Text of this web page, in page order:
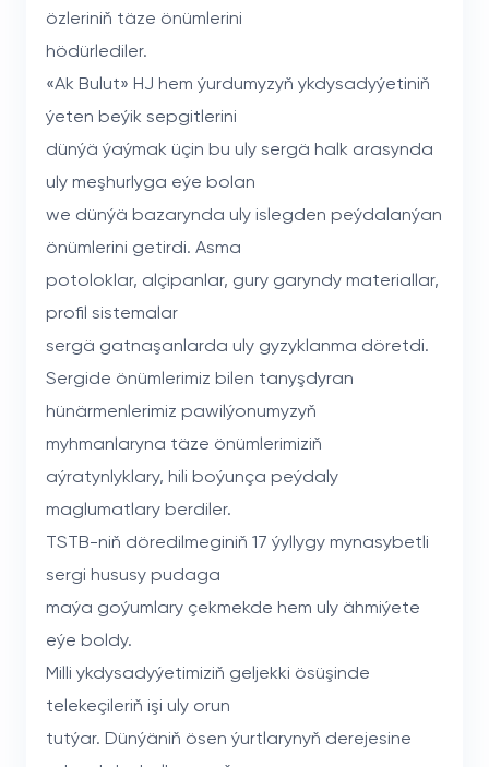
özleriniň täze önümlerini
hödürlediler.
«Ak Bulut» HJ hem ýurdumyzyň ykdysadyýetiniň
ýeten beýik sepgitlerini
dünýä ýaýmak üçin bu uly sergä halk arasynda
uly meşhurlyga eýe bolan
we dünýä bazarynda uly islegden peýdalanýan
önümlerini getirdi. Asma
potoloklar, alçipanlar, gury garyndy materiallar,
profil sistemalar
sergä gatnaşanlarda uly gyzyklanma döretdi.
Sergide önümlerimiz bilen tanyşdyran
hünärmenlerimiz pawilýonumyzyň
myhmanlaryna täze önümlerimiziň
aýratynlyklary, hili boýunça peýdaly
maglumatlary berdiler.
TSTB-niň döredilmeginiň 17 ýyllygy mynasybetli
sergi hususy pudaga
maýa goýumlary çekmekde hem uly ähmiýete
eýe boldy.
Milli ykdysadyýetimiziň geljekki ösüşinde
telekeçileriň işi uly orun
tutýar. Dünýäniň ösen ýurtlarynyň derejesine